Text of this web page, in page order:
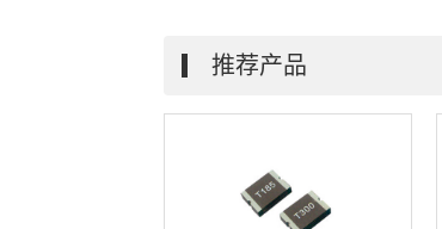
推荐产品